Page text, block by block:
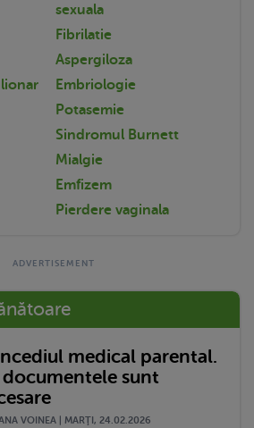
sexuala
Fibrilatie
Aspergiloza
Embriologie
Potasemie
Sindromul Burnett
Mialgie
Emfizem
Pierdere vaginala
medical parental.
documentele sunt
VOINEA | MARŢI, 24.02.2026